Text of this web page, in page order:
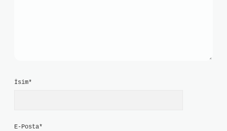
İsim*
E-Posta*